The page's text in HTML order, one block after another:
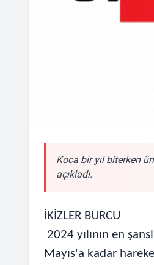
Koca bir yıl biterken
açıkladı.
İKİZLER BURCU
2024 yılının en
Mayıs'a kadar